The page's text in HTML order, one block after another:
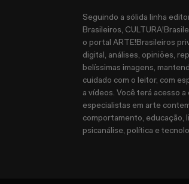
Seguindo a sólida linha
Brasileiros,
o portal ARTE!Brasileiros
digital, análises, opiniões,
belíssimas imagens,
cuidado com o leitor, com
a vídeos. Você terá acesso
especialistas em arte
comportamento, educação,
psicanálise, política e